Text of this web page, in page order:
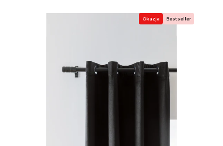
Okazja Bestseller